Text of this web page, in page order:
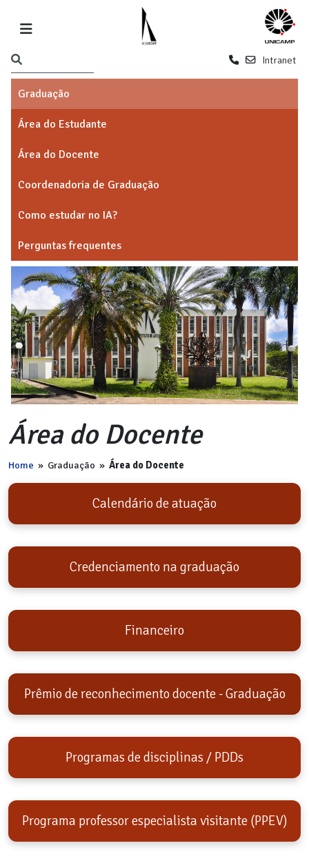
Intranet
Graduação
Área do Estudante
Área do Docente
Coordenadoria de Graduação
Como estudar no IA?
Perguntas frequentes
Área do Docente
Home » Graduação » Área do Docente
Calendário de atuação
Credenciamento na graduação
Financeiro
Prêmio de reconhecimento docente - Graduação
Programas de disciplinas / PDDs
Programa professor especialista visitante (PPEV)